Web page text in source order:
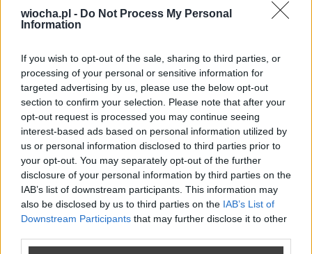
wiocha.pl - Do Not Process My Personal
Information
If you wish to opt-out of the sale, sharing to third parties, or
processing of your personal or sensitive information for
targeted advertising by us, please use the below opt-out
section to confirm your selection. Please note that after your
opt-out request is processed you may continue seeing
interest-based ads based on personal information utilized by
us or personal information disclosed to third parties prior to
your opt-out. You may separately opt-out of the further
disclosure of your personal information by third parties on the
IAB’s list of downstream participants. This information may
also be disclosed by us to third parties on the IAB’s List of
Downstream Participants that may further disclose it to other
Kobieta nie chciała otworzyć okna
2951 5 Śmieszne